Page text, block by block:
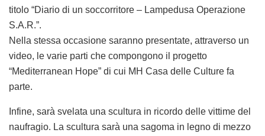
titolo “Diario di un soccorritore – Lampedusa Operazione
S.A.R.”.
Nella stessa occasione saranno presentate, attraverso un
video, le varie parti che compongono il progetto
“Mediterranean Hope” di cui MH Casa delle Culture fa
parte.
Infine, sarà svelata una scultura in ricordo delle vittime del
naufragio. La scultura sarà una sagoma in legno di mezzo